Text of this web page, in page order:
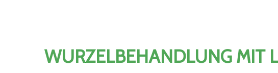
WURZELBEHANDLUNG MIT